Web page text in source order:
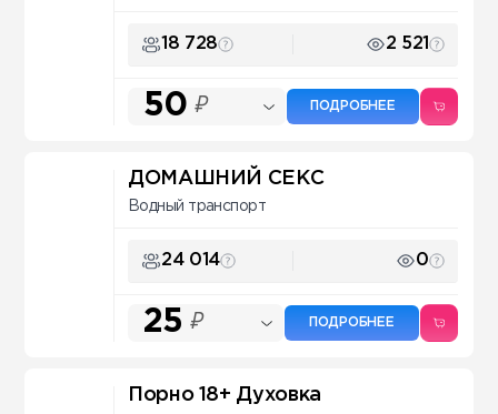
18 728 2 521
50 ₽ ПОДРОБНЕЕ
ДОМАШНИЙ СЕКС
Водный транспорт
24 014 0
25 ₽ ПОДРОБНЕЕ
Порно 18+ Духовка